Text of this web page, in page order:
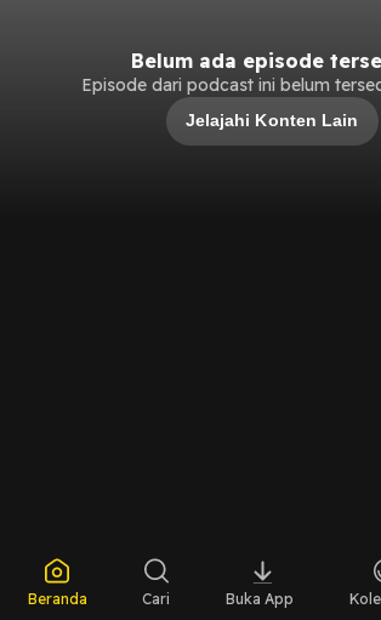
Belum ada episode
Episode dari podcast ini belum
Jelajahi Konten Lain
Beranda Cari Buka App